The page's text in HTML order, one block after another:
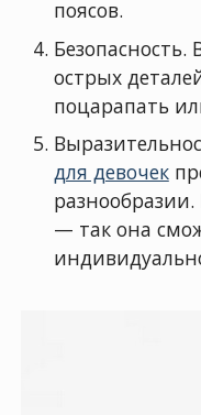
поясов.
острых
поцарапать
для девочек
— так она